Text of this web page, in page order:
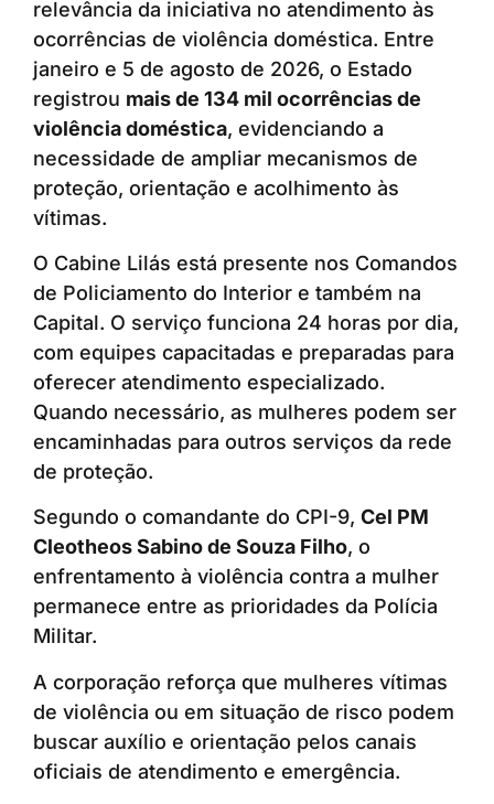
relevância da iniciativa no atendimento às
ocorrências de violência doméstica. Entre
janeiro e 5 de agosto de 2026, o Estado
registrou mais de 134 mil ocorrências de
violência doméstica, evidenciando a
necessidade de ampliar mecanismos de
proteção, orientação e acolhimento às
vítimas.
O Cabine Lilás está presente nos Comandos
de Policiamento do Interior e também na
Capital. O serviço funciona 24 horas por dia,
com equipes capacitadas e preparadas para
oferecer atendimento especializado.
Quando necessário, as mulheres podem ser
encaminhadas para outros serviços da rede
de proteção.
Segundo o comandante do CPI-9, Cel PM
Cleotheos Sabino de Souza Filho, o
enfrentamento à violência contra a mulher
permanece entre as prioridades da Polícia
Militar.
A corporação reforça que mulheres vítimas
de violência ou em situação de risco podem
buscar auxílio e orientação pelos canais
oficiais de atendimento e emergência.